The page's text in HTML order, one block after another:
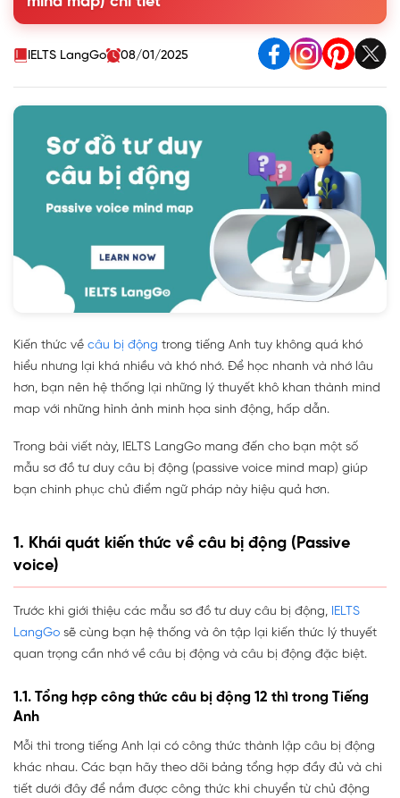
2. 4 mẫu sơ đồ tư duy câu bị động (passive voice mind
map)
IELTS LangGo 08/01/2025
Kiến thức về câu bị động trong tiếng Anh tuy không quá khó
hiểu nhưng lại khá nhiều và khó nhớ. Để học nhanh và nhớ lâu
hơn, bạn nên hệ thống lại những lý thuyết khô khan thành mind
map với những hình ảnh minh họa sinh động, hấp dẫn.
Trong bài viết này, IELTS LangGo mang đến cho bạn một số
mẫu sơ đồ tư duy câu bị động (passive voice mind map) giúp
bạn chinh phục chủ điểm ngữ pháp này hiệu quả hơn.
1. Khái quát kiến thức về câu bị động (Passive
voice)
Trước khi giới thiệu các mẫu sơ đồ tư duy câu bị động, IELTS
LangGo sẽ cùng bạn hệ thống và ôn tập lại kiến thức lý thuyết
quan trọng cần nhớ về câu bị động và câu bị động đặc biệt.
1.1. Tổng hợp công thức câu bị động 12 thì trong Tiếng
Anh
Mỗi thì trong tiếng Anh lại có công thức thành lập câu bị động
khác nhau. Các bạn hãy theo dõi bảng tổng hợp đầy đủ và chi
tiết dưới đây để nắm được công thức khi chuyển từ chủ động